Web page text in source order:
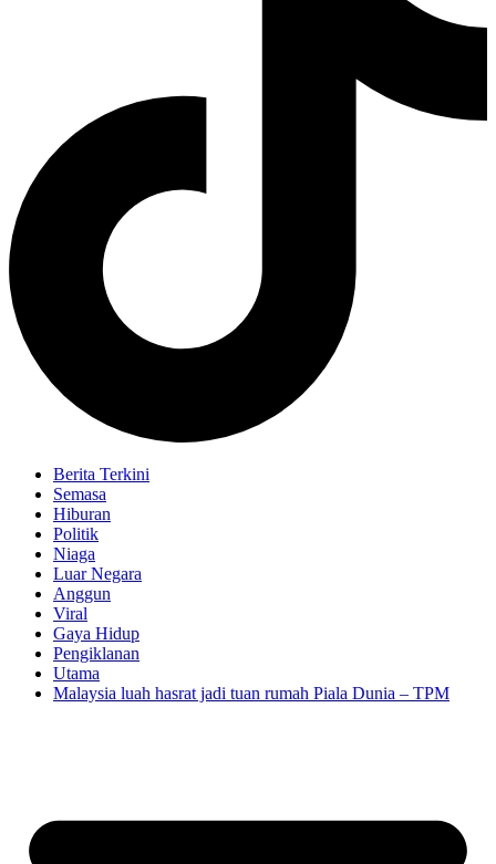
Berita Terkini
Semasa
Hiburan
Politik
Niaga
Luar Negara
Anggun
Viral
Gaya Hidup
Pengiklanan
Utama
Malaysia luah hasrat jadi tuan rumah Piala Dunia – TPM